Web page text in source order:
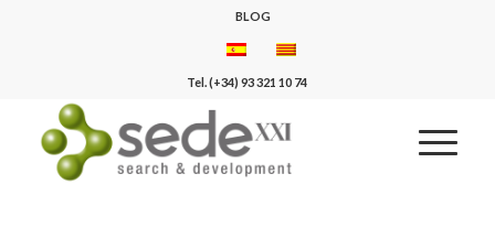
BLOG
Tel. (+34) 93 321 10 74